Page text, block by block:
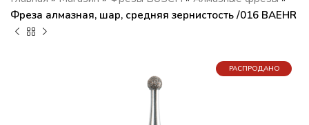
Фреза алмазная, шар, средняя зернистость /016 BAEHR
РАСПРОДАНО